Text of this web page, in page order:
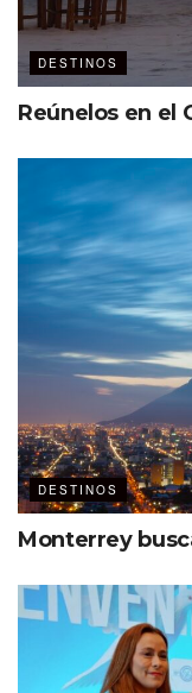
DESTINOS
Reúnelos en el
DESTINOS
Monterrey